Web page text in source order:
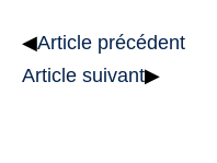
◀Article précédent
Article suivant▶